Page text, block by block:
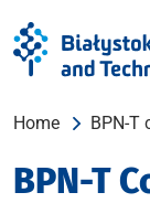
Home BPN-T
BPN-T